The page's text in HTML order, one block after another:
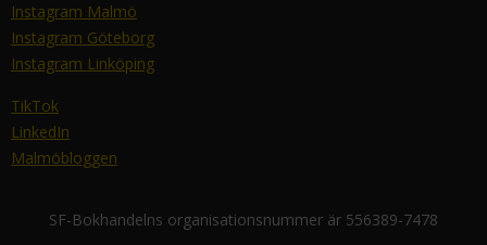
Instagram Malmö
Instagram Göteborg
Instagram Linköping
TikTok
LinkedIn
Malmöbloggen
SF-Bokhandelns organisationsnummer är 556389-7478